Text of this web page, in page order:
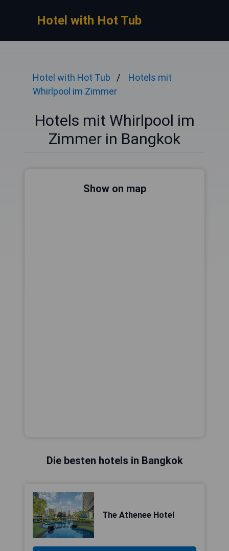
Hotel with Hot Tub
Hotel with Hot Tub
Hotels mit
Whirlpool im Zimmer
Hotels mit Whirlpool im
Zimmer in Bangkok
Show on map
Die besten hotels in Bangkok
The Athenee Hotel